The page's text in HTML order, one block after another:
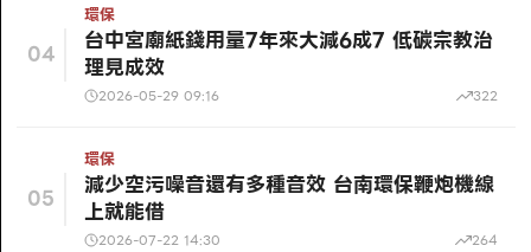
04
環保
台中宮廟紙錢用量7年來大減6成7 低碳宗教治
理見成效
2026-05-29 09:16 322
05
環保
減少空污噪音還有多種音效 台南環保鞭炮機線
上就能借
2026-07-22 14:30 264